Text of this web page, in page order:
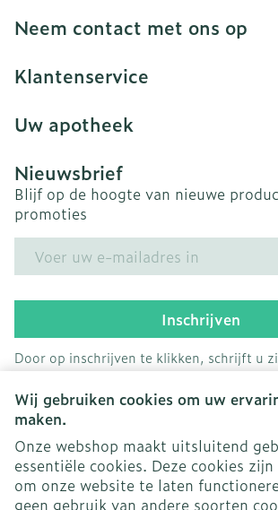
Wij gebruiken cookies om uw
maken.
Onze webshop maakt uitsluitend
essentiële cookies. Deze cookies
om onze website te laten
geen gebruik van andere soorten
Neem contact met ons op
Klantenservice
Uw apotheek
Nieuwsbrief
Blijf op de hoogte van nieuwe
promoties
Inschrijven
Door op inschrijven te klikken, schrijft u
nieuwsbrief en gaat u akkoord met onze